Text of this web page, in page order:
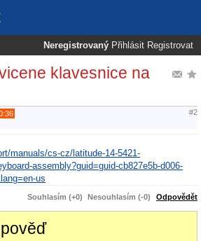
Neregistrovaný Přihlásit Registrovat
klavesnice na
#2
manuals/cs-cz/latitude-14-5421-
assembly?guid=guid-cb827e5b-d006-
us
Souhlasím (+0) Nesouhlasím (-0) Odpovědět